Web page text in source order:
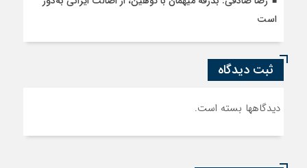
است
ثبت دیدگاه
دیدگاهها بسته است.